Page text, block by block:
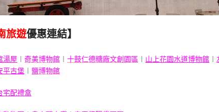
旅遊優惠連結】
湯屋 ︱ 奇美博物館 ︱ 十鼓仁德糖廠文創園區 ︱ 山上花園水道博物館 ︱
平古堡 ︱ 鹽博物館
宅配禮盒